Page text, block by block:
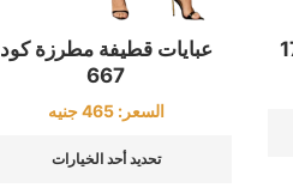
عبايات قطيفة مطرزة كود
667
السعر:465 جنيه
تحديد أحد الخيارات